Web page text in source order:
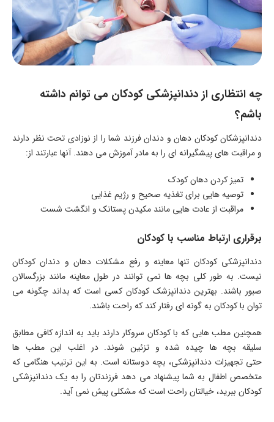
چه انتظاری از دندانپزشکی کودکان می توانم داشته
باشم؟
دندانپزشکان کودکان دهان و دندان فرزند شما را از نوزادی تحت نظر دارند
و مراقبت های پیشگیرانه ای را به مادر آموزش می دهند. آنها عبارتند از:
تمیز کردن دهان کودک
توصیه هایی برای تغذیه صحیح و رژیم غذایی
مراقبت از عادت هایی مانند مکیدن پستانک و انگشت شست
برقراری ارتباط مناسب با کودکان
دندانپزشکی کودکان تنها معاینه و رفع مشکلات دهان و دندان کودکان
نیست. به طور کلی بچه ها نمی توانند در طول معاینه مانند بزرگسالان
صبور باشند. بهترین دندانپزشک کودکان کسی است که بداند چگونه می
توان با کودکان به گونه ای رفتار کند که راحت باشند.
همچنین مطب هایی که با کودکان سروکار دارند باید به اندازه کافی مطابق
سلیقه بچه ها چیده شده و تزئین شوند. در اغلب این مطب ها
حتی تجهیزات دندانپزشکی، بچه دوستانه است. به این ترتیب هنگامی که
متخصص اطفال به شما پیشنهاد می دهد فرزندتان را به یک دندانپزشکی
کودکان ببرید، خیالتان راحت است که مشکلی پیش نمی آید.